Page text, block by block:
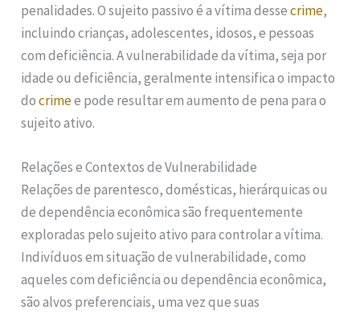
penalidades. O sujeito passivo é a vítima dessecrime,
incluindo crianças, adolescentes, idosos, e pessoas
com deficiência. A vulnerabilidade da vítima, seja por
idade ou deficiência, geralmente intensifica o impacto
docrimee pode resultar em aumento de pena para o
sujeito ativo.
Relações e Contextos de Vulnerabilidade
Relações de parentesco, domésticas, hierárquicas ou
de dependência econômica são frequentemente
exploradas pelo sujeito ativo para controlar a vítima.
Indivíduos em situação de vulnerabilidade, como
aqueles com deficiência ou dependência econômica,
são alvos preferenciais, uma vez que suas